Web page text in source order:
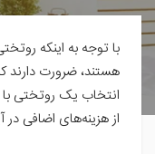
با توجه به اینکه
هستند، ضرورت دارند
انتخاب یک روتختی
از هزینه‌های اضافی در